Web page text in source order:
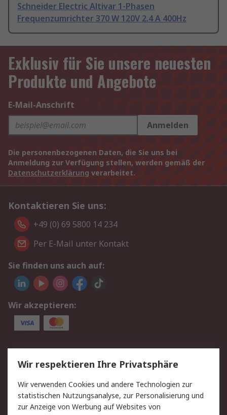
Schneider Electric Altivar 1-Phasen
Frequenzumrichter 370 W 120V 2.4 A 400Hz
Exklusiv für Sie unsere neuesten
Produkte und Angebote
E-Mail-Anschrift
Anmelden
Die personenbezogenen Daten, die Sie uns bei
Anmeldung zur Verfügung stellen, werden gemäß der
Datenschutzerklärung verarbeitet.
Kontaktieren Sie uns:
+49 (0) 69 5800 14 234
Per E-Mail unter Kontakt
Sie finden uns auch auf:
Wir akzeptieren:
Service
Value Added Services
Lieferlösungen
Rücksendungen
Kontakt
Hilfe
Privatkunden
Wir respektieren Ihre Privatsphäre
Wir verwenden Cookies und andere Technologien zur
statistischen Nutzungsanalyse, zur Personalisierung und
zur Anzeige von Werbung auf Websites von